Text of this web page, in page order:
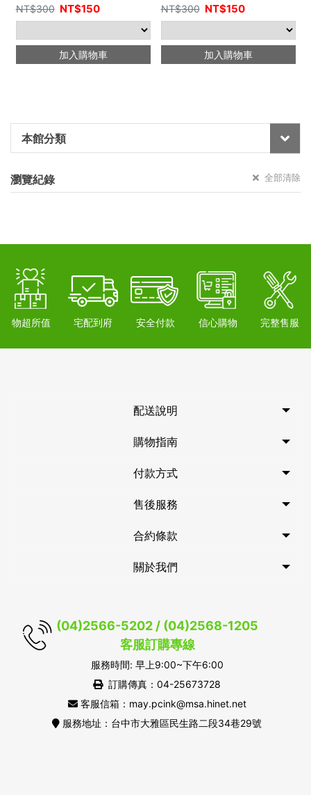
本館分類
瀏覽紀錄 全部清除
NT$300 NT$150
加入購物車
NT$300 NT$150
加入購物車
物超所值 宅配到府 安全付款 信心購物 完整售服
配送說明
購物指南
付款方式
售後服務
合約條款
關於我們
(04)2566-5202 / (04)2568-1205
客服訂購專線
服務時間: 早上9:00~下午6:00
訂購傳真：04-25673728
客服信箱：may.pcink@msa.hinet.net
服務地址：台中市大雅區民生路二段34巷29號